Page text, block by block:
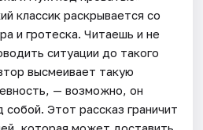
классик раскрывается со
и гротеска. Читаешь и не
ситуации до такого
высмеивает такую
— возможно, он
собой. Этот рассказ граничит